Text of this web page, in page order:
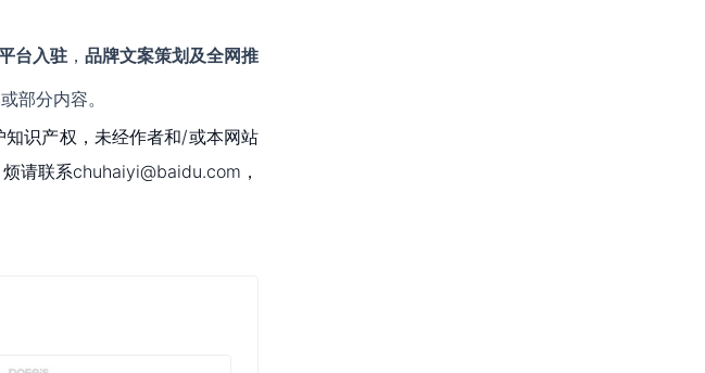
台入驻 ， 品牌文案策划及全网推
部分内容。
识产权，未经作者和/或本网站
请联系chuhaiyi@baidu.com，